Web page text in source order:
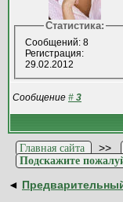
Статистика:
Сообщений: 8
Регистрация:
29.02.2012
Сообщение # 3
Главная сайта >>
Подскажите
◄